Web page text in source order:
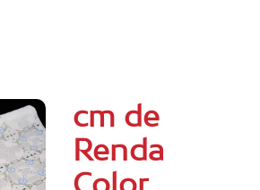
cm de
Renda